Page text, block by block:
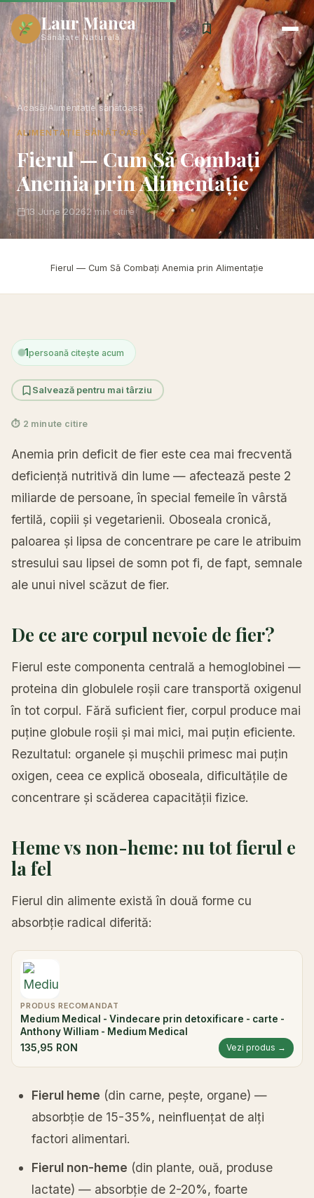
Laur Manea
Sănătate Naturală
Acasă›Alimentație sănătoasă
ALIMENTAȚIE SĂNĂTOASĂ
Fierul — Cum Să Combați
Anemia prin Alimentație
13 June 20262 min citire
Fierul — Cum Să Combați Anemia prin Alimentație
1persoană citește acum
Salvează pentru mai târziu
⏱ 2 minute citire
Anemia prin deficit de fier este cea mai frecventă
deficiență nutritivă din lume — afectează peste 2
miliarde de persoane, în special femeile în vârstă
fertilă, copiii și vegetarienii. Oboseala cronică,
paloarea și lipsa de concentrare pe care le atribuim
stresului sau lipsei de somn pot fi, de fapt, semnale
ale unui nivel scăzut de fier.
De ce are corpul nevoie de fier?
Fierul este componenta centrală a hemoglobinei —
proteina din globulele roșii care transportă oxigenul
în tot corpul. Fără suficient fier, corpul produce mai
puține globule roșii și mai mici, mai puțin eficiente.
Rezultatul: organele și mușchii primesc mai puțin
oxigen, ceea ce explică oboseala, dificultățile de
concentrare și scăderea capacității fizice.
Heme vs non-heme: nu tot fierul e
la fel
Fierul din alimente există în două forme cu
absorbție radical diferită:
PRODUS RECOMANDAT
Medium Medical - Vindecare prin detoxificare - carte -
Anthony William - Medium Medical
135,95 RON Vezi produs →
Fierul heme (din carne, pește, organe) —
absorbție de 15-35%, neinfluențat de alți
factori alimentari.
Fierul non-heme (din plante, ouă, produse
lactate) — absorbție de 2-20%, foarte